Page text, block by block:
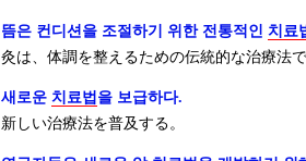
뜸은 컨디션을 조절하기 위한 전통적인 치료
灸は、体調を整えるための伝統的な治療法
새로운 치료법 을 보급하다.
新しい治療法を普及する。